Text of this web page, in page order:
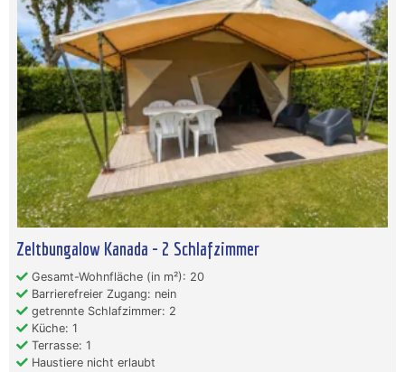
Zeltbungalow Kanada - 2 Schlafzimmer
Gesamt-Wohnfläche (in m²): 20
Barrierefreier Zugang: nein
getrennte Schlafzimmer: 2
Küche: 1
Terrasse: 1
Haustiere nicht erlaubt